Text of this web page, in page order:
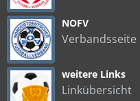
NOFV
Verbandsseite
weitere Links
Linkübersicht